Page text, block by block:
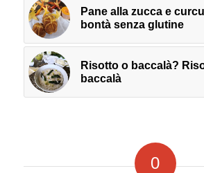
Pane alla zucca e
bontà senza glutine
Risotto o baccalà?
baccalà
0